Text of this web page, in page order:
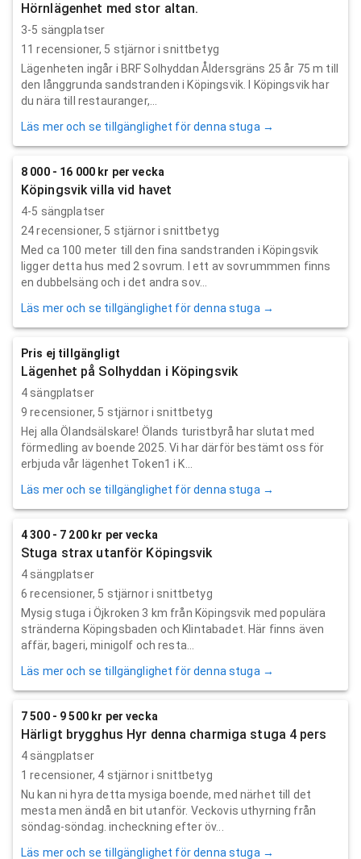
Hörnlägenhet med stor altan.
3-5 sängplatser
11 recensioner, 5 stjärnor i snittbetyg
Lägenheten ingår i BRF Solhyddan Åldersgräns 25 år 75 m till
den långgrunda sandstranden i Köpingsvik. I Köpingsvik har
du nära till restauranger,...
Läs mer och se tillgänglighet för denna stuga →
8 000 - 16 000 kr per vecka
Köpingsvik villa vid havet
4-5 sängplatser
24recensioner, 5 stjärnor i snittbetyg
Med ca 100 meter till den fina sandstranden i Köpingsvik
ligger detta hus med 2 sovrum. I ett av sovrummmen finns
en dubbelsäng och i det andra sov...
Läs mer och se tillgänglighet för denna stuga →
Pris ej tillgängligt
Lägenhet på Solhyddan i Köpingsvik
4 sängplatser
9 recensioner, 5 stjärnor i snittbetyg
Hej alla Ölandsälskare! Ölands turistbyrå har slutat med
förmedling av boende 2025. Vi har därför bestämt oss för
erbjuda vår lägenhet Token1 i K...
Läs mer och se tillgänglighet för denna stuga →
4 300 - 7 200 kr per vecka
Stuga strax utanför Köpingsvik
4 sängplatser
6 recensioner, 5 stjärnor i snittbetyg
Mysig stuga i Öjkroken 3 km från Köpingsvik med populära
stränderna Köpingsbaden och Klintabadet. Här finns även
affär, bageri, minigolf och resta...
Läs mer och se tillgänglighet för denna stuga →
7 500 - 9 500 kr per vecka
Härligt brygghus Hyr denna charmiga stuga 4 pers
4 sängplatser
1 recensioner, 4 stjärnor i snittbetyg
Nu kan ni hyra detta mysiga boende, med närhet till det
mesta men ändå en bit utanför. Veckovis uthyrning från
söndag-söndag. incheckning efter öv...
Läs mer och se tillgänglighet för denna stuga →